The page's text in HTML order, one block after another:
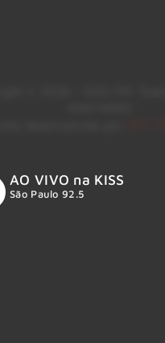
AO VIVO na KISS
São Paulo 92.5